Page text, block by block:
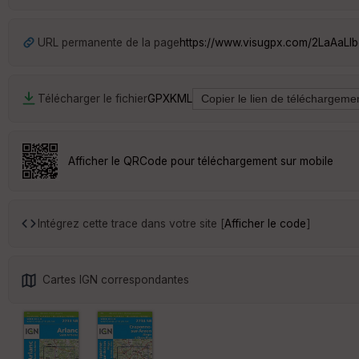
URL permanente de la pagehttps://www.visugpx.com/
Télécharger le fichierGPXKML
Afficher le QRCode pour téléchargement sur mobile
Intégrez cette trace dans votre site [Afficher le code]
Cartes IGN correspondantes